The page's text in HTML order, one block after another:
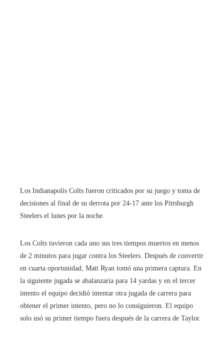
Los Indianapolis Colts fueron criticados por su juego y toma de
decisiones al final de su derrota por 24-17 ante los Pittsburgh
Steelers el lunes por la noche.
Los Colts tuvieron cada uno sus tres tiempos muertos en menos
de 2 minutos para jugar contra los Steelers. Después de convertir
en cuarta oportunidad, Matt Ryan tomó una primera captura. En
la siguiente jugada se abalanzaría para 14 yardas y en el tercer
intento el equipo decidió intentar otra jugada de carrera para
obtener el primer intento, pero no lo consiguieron. El equipo
solo usó su primer tiempo fuera después de la carrera de Taylor.